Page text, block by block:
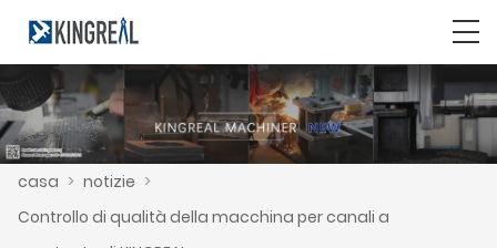
casa > notizie >
Controllo di qualità della macchina per canali a